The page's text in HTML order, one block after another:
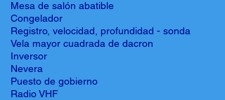
Mesa de salón abatible
Congelador
Registro, velocidad, profundidad - sonda
Vela mayor cuadrada de dacron
Inversor
Nevera
Puesto de gobierno
Radio VHF